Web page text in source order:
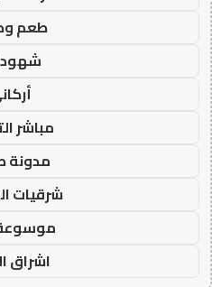
طعم
مباشر
مدونة
شرقيات
موسوعة
اشراق